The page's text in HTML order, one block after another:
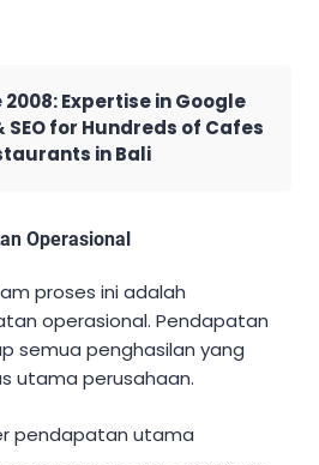
2008: Expertise in Google
SEO for Hundreds of Cafes
in Bali
Operasional
proses ini adalah
operasional. Pendapatan
semua penghasilan yang
utama perusahaan.
pendapatan utama